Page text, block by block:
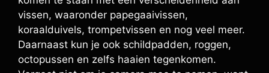
vissen, waaronder papegaaivissen,
koraalduivels, trompetvissen en nog veel meer.
Daarnaast kun je ook schildpadden, roggen,
octopussen en zelfs haaien tegenkomen.